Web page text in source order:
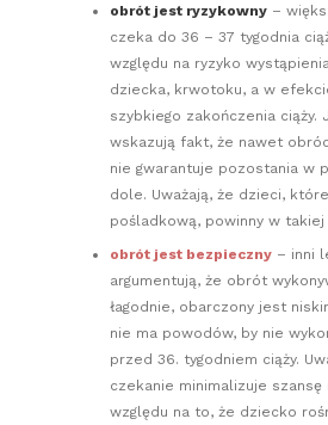
obrót jest ryzykowny –
czeka do 36 – 37 tygodnia
względu na ryzyko
dziecka, krwotoku, a w
szybkiego zakończenia ciąży.
wskazują fakt, że nawet
nie gwarantuje pozostania w
dole. Uważają, że dzieci,
pośladkową, powinny w
obrót jest bezpieczny – inni
argumentują, że obrót
łagodnie, obarczony jest
nie ma powodów, by nie
przed 36. tygodniem ciąży.
czekanie minimalizuje
względu na to, że dziecko